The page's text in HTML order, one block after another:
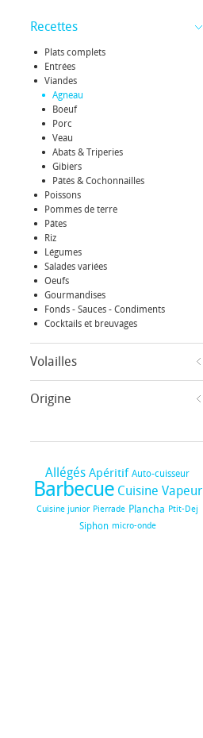
Recettes
Plats complets
Entrées
Viandes
Agneau
Boeuf
Porc
Veau
Abats & Triperies
Gibiers
Pâtés & Cochonnailles
Poissons
Pommes de terre
Pâtes
Riz
Légumes
Salades variées
Oeufs
Gourmandises
Fonds - Sauces - Condiments
Cocktails et breuvages
Volailles
Origine
Allégés Apéritif Auto-cuisseur
Barbecue Cuisine Vapeur
Cuisine junior Pierrade Plancha Ptit-Dej
Siphon micro-onde